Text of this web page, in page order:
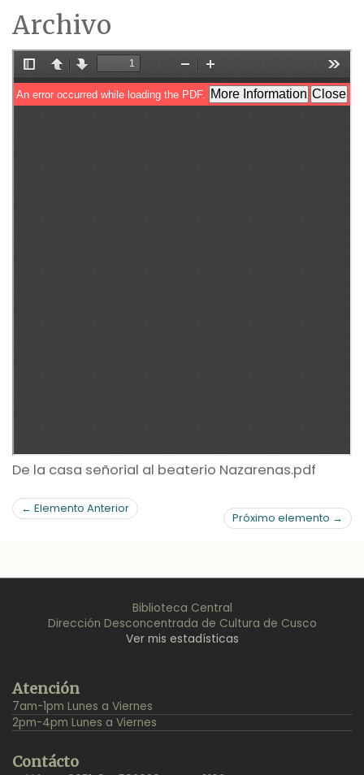
Archivo
De la casa señorial al beaterio Nazarenas.pdf
← Elemento Anterior
Próximo elemento →
Biblioteca Central
Dirección Desconcentrada de Cultura de Cusco
Ver mis estadísticas
Top
Atención
7am-1pm Lunes a Viernes
2pm-4pm Lunes a Viernes
Contácto